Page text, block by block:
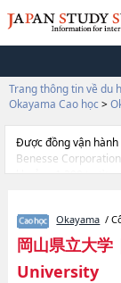
Trang thông tin về du
Okayama Cao học >
Được đồng vận hành
Benesse
khoảng 1.300
và thông tin cần
Welfare
quan đến thi tuyển
Okayama /
岡山県立大学
University